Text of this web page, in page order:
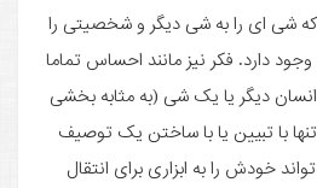
شی ای را به شی دیگر و شخصیتی را
دارد. فکر نیز مانند احساس تماما
دیگر یا یک شی (به مثابه بخشی
با تبیین یا با ساختن یک توصیف
خودش را به ابزاری برای انتقال